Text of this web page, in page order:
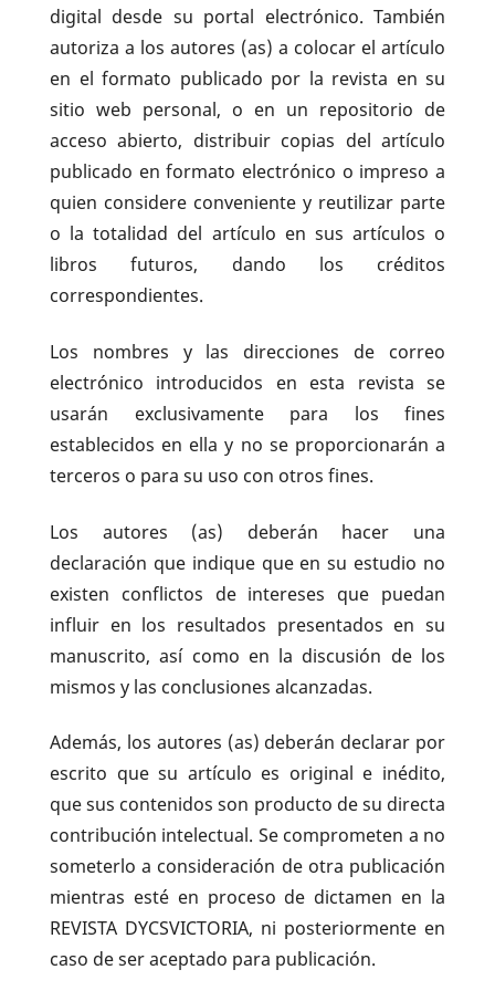
digital desde su portal electrónico. También
autoriza a los autores (as) a colocar el artículo
en el formato publicado por la revista en su
sitio web personal, o en un repositorio de
acceso abierto, distribuir copias del artículo
publicado en formato electrónico o impreso a
quien considere conveniente y reutilizar parte
o la totalidad del artículo en sus artículos o
libros futuros, dando los créditos
correspondientes.
Los nombres y las direcciones de correo
electrónico introducidos en esta revista se
usarán exclusivamente para los fines
establecidos en ella y no se proporcionarán a
terceros o para su uso con otros fines.
Los autores (as) deberán hacer una
declaración que indique que en su estudio no
existen conflictos de intereses que puedan
influir en los resultados presentados en su
manuscrito, así como en la discusión de los
mismos y las conclusiones alcanzadas.
Además, los autores (as) deberán declarar por
escrito que su artículo es original e inédito,
que sus contenidos son producto de su directa
contribución intelectual. Se comprometen a no
someterlo a consideración de otra publicación
mientras esté en proceso de dictamen en la
REVISTA DYCSVICTORIA, ni posteriormente en
caso de ser aceptado para publicación.